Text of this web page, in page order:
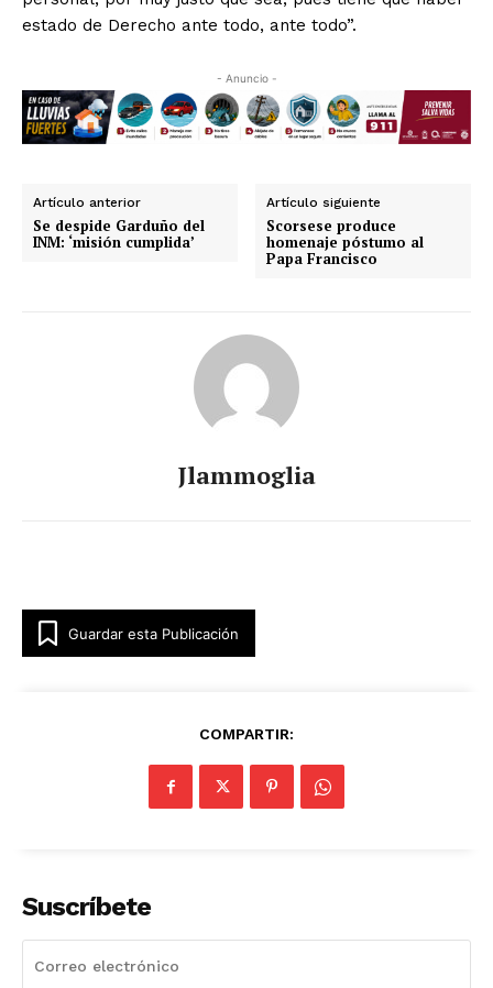
estado de Derecho ante todo, ante todo”.
- Anuncio -
Artículo anterior
Se despide Garduño del
INM: ‘misión cumplida’
Artículo siguiente
Scorsese produce
homenaje póstumo al
Papa Francisco
Jlammoglia
Guardar esta Publicación
COMPARTIR:
Suscríbete